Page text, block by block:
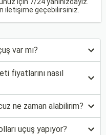
iletişime geçebilirsiniz.
var mı?
fiyatlarını nasıl
ne zaman alabilirim?
uçuş yapıyor?